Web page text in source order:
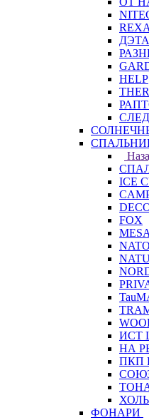
ДЭТА
HELP
ICE
FOX
NATO
ИСТ
НА
ПКП
ФОНАРИ